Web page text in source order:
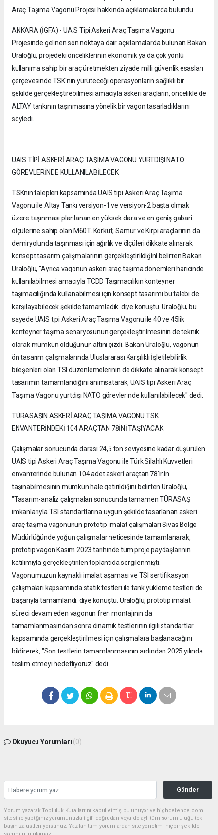
Araç Taşıma Vagonu Projesi hakkında açıklamalarda bulundu.
ANKARA (İGFA) - UAIS Tipi Askeri Araç Taşıma Vagonu
Projesinde gelinen son noktaya dair açıklamalarda bulunan Bakan
Uraloğlu, projedeki önceliklerinin ekonomik ya da çok yönlü
kullanıma sahip bir araç üretmekten ziyade milli güvenlik esasları
çerçevesinde TSK'nın yürüteceği operasyonların sağlıklı bir
şekilde gerçekleştirebilmesi amacıyla askeri araçların, öncelikle de
ALTAY tankının taşınmasına yönelik bir vagon tasarladıklarını
söyledi.
UAIS TİPİ ASKERİ ARAÇ TAŞIMA VAGONU YURTDIŞI NATO
GÖREVLERİNDE KULLANILABİLECEK
TSKnın talepleri kapsamında UAIS tipi Askeri Araç Taşıma
Vagonu ile Altay Tankı versiyon-1 ve versiyon-2 başta olmak
üzere taşınması planlanan en yüksek dara ve en geniş gabari
ölçülerine sahip olan M60T, Korkut, Samur ve Kirpi araçlarının da
demiryolunda taşınması için ağırlık ve ölçüleri dikkate alınarak
konsept tasarım çalışmalarının gerçekleştirildiğini belirten Bakan
Uraloğlu, "Ayrıca vagonun askeri araç taşıma dönemleri haricinde
kullanılabilmesi amacıyla TCDD Taşımacılıkın konteyner
taşımacılığında kullanabilmesi için konsept tasarımı bu talebi de
karşılayabilecek şekilde tamamladık. diye konuştu. Uraloğlu, bu
sayede UAIS tipi Askeri Araç Taşıma Vagonu ile 40 ve 45lik
konteyner taşıma senaryosunun gerçekleştirilmesinin de teknik
olarak mümkün olduğunun altını çizdi. Bakan Uraloğlu, vagonun
ön tasarım çalışmalarında Uluslararası Karşılıklı İşletilebilirlik
bileşenleri olan TSI düzenlemelerinin de dikkate alınarak konsept
tasarımın tamamlandığını anımsatarak, UAIS tipi Askeri Araç
Taşıma Vagonu yurtdışı NATO görevlerinde kullanılabilecek" dedi.
TÜRASAŞIN ASKERİ ARAÇ TAŞIMA VAGONU TSK
ENVANTERİNDEKİ 104 ARAÇTAN 78İNİ TAŞIYACAK
Çalışmalar sonucunda darası 24,5 ton seviyesine kadar düşürülen
UAIS tipi Askeri Araç Taşıma Vagonu ile Türk Silahlı Kuvvetleri
envanterinde bulunan 104 adet askeri araçtan 78'inin
taşınabilmesinin mümkün hale getirildiğini belirten Uraloğlu,
"Tasarım-analiz çalışmaları sonucunda tamamen TÜRASAŞ
imkanlarıyla TSI standartlarına uygun şekilde tasarlanan askeri
araç taşıma vagonunun prototip imalat çalışmaları Sivas Bölge
Müdürlüğünde yoğun çalışmalar neticesinde tamamlanarak,
prototip vagon Kasım 2023 tarihinde tüm proje paydaşlarının
katılımıyla gerçekleştirilen toplantıda sergilenmişti.
Vagonumuzun kaynaklı imalat aşaması ve TSI sertifikasyon
çalışmaları kapsamında statik testleri ile tank yükleme testleri de
başarıyla tamamlandı. diye konuştu. Uraloğlu, prototip imalat
süreci devam eden vagonun fren montajının da
tamamlanmasından sonra dinamik testlerinin ilgili standartlar
kapsamında gerçekleştirilmesi için çalışmalara başlanacağını
bildirerek, "Son testlerin tamamlanmasının ardından 2025 yılında
teslim etmeyi hedefliyoruz" dedi.
Okuyucu Yorumları (0)
Gönder
Yorum yazarak Topluluk Kuralları’nı kabul etmiş bulunuyor ve highdefence.com
sitesine yaptığınız yorumunuzla ilgili doğrudan veya dolaylı tüm sorumluluğu tek
başınıza üstleniyorsunuz. Yazılan tüm yorumlardan site yönetimi hiçbir şekilde